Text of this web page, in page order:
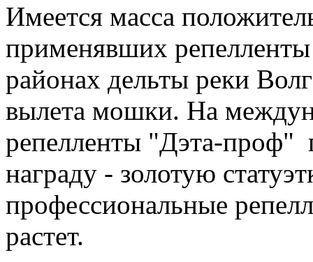
Имеется масса
применявших
районах дельты реки
вылета мошки. На
репелленты "Дэта-проф"
награду - золотую
профессиональные
растет.